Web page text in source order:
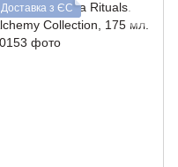
Доставка з ЄС